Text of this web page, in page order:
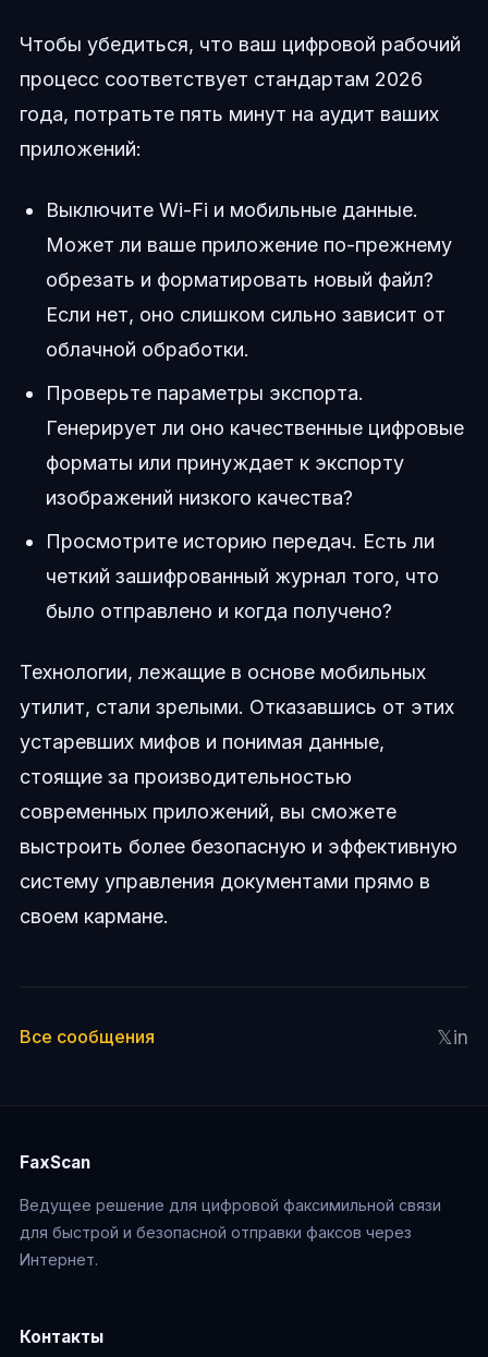
Чтобы убедиться, что ваш цифровой рабочий
процесс соответствует стандартам 2026
года, потратьте пять минут на аудит ваших
приложений:
Выключите Wi-Fi и мобильные данные.
Может ли ваше приложение по-прежнему
обрезать и форматировать новый файл?
Если нет, оно слишком сильно зависит от
облачной обработки.
Проверьте параметры экспорта.
Генерирует ли оно качественные цифровые
форматы или принуждает к экспорту
изображений низкого качества?
Просмотрите историю передач. Есть ли
четкий зашифрованный журнал того, что
было отправлено и когда получено?
Технологии, лежащие в основе мобильных
утилит, стали зрелыми. Отказавшись от этих
устаревших мифов и понимая данные,
стоящие за производительностью
современных приложений, вы сможете
выстроить более безопасную и эффективную
систему управления документами прямо в
своем кармане.
Все сообщения 𝕏in
FaxScan
Ведущее решение для цифровой факсимильной связи
для быстрой и безопасной отправки факсов через
Интернет.
Контакты